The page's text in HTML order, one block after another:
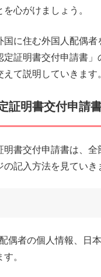
無料相談予約フ
心がけましょう。
国に住む外国人配偶者
定証明書交付申請書」
て説明していきます。
証明書交付申請
明書交付申請書は、全
の記入方法を見ていき
偶者の個人情報、日
。